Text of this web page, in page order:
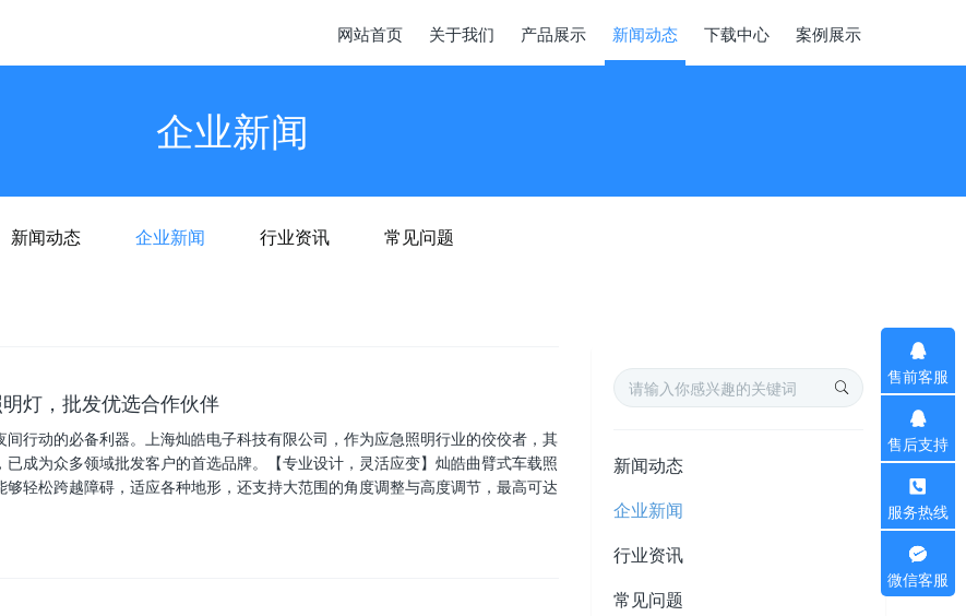
网站首页 关于我们 产品展示 新闻动态 下载中心 案例展示
企业新闻
新闻动态 企业新闻 行业资讯 常见问题
灯，批发优选合作伙伴
行动的必备利器。上海灿皓电子科技有限公司，作为应急照明行业的佼佼者，其
成为众多领域批发客户的首选品牌。【专业设计，灵活应变】灿皓曲臂式车载照
轻松跨越障碍，适应各种地形，还支持大范围的角度调整与高度调节，最高可达
新闻动态
企业新闻
行业资讯
常见问题
售前客服
售后支持
服务热线
微信客服